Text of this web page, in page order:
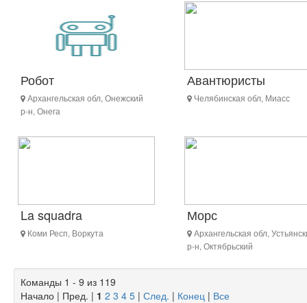
Робот
Архангельская обл, Онежский
р-н, Онега
Авантюристы
Челябинская обл, Миасс
La squadra
Коми Респ, Воркута
Морс
Архангельская обл,
р-н, Октябрьский
Команды 1 - 9 из 119
Начало | Пред. | 1 2 3 4 5 | След. | Конец | Все